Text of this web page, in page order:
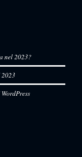
nel 2023?